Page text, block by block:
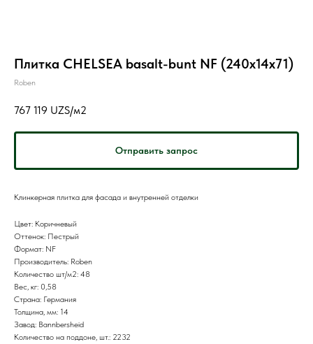
Плитка CHELSEA basalt-bunt NF (240x14x71)
Roben
767 119 UZS/м2
Отправить запрос
Клинкерная плитка для фасада и внутренней отделки
Цвет: Коричневый
Оттенок: Пестрый
Формат: NF
Производитель: Roben
Количество шт/м2: 48
Вес, кг: 0,58
Страна: Германия
Толщина, мм: 14
Завод: Bannbersheid
Количество на поддоне, шт.: 2232